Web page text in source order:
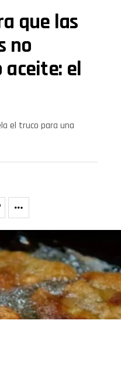
que las
no
el
el truco para una